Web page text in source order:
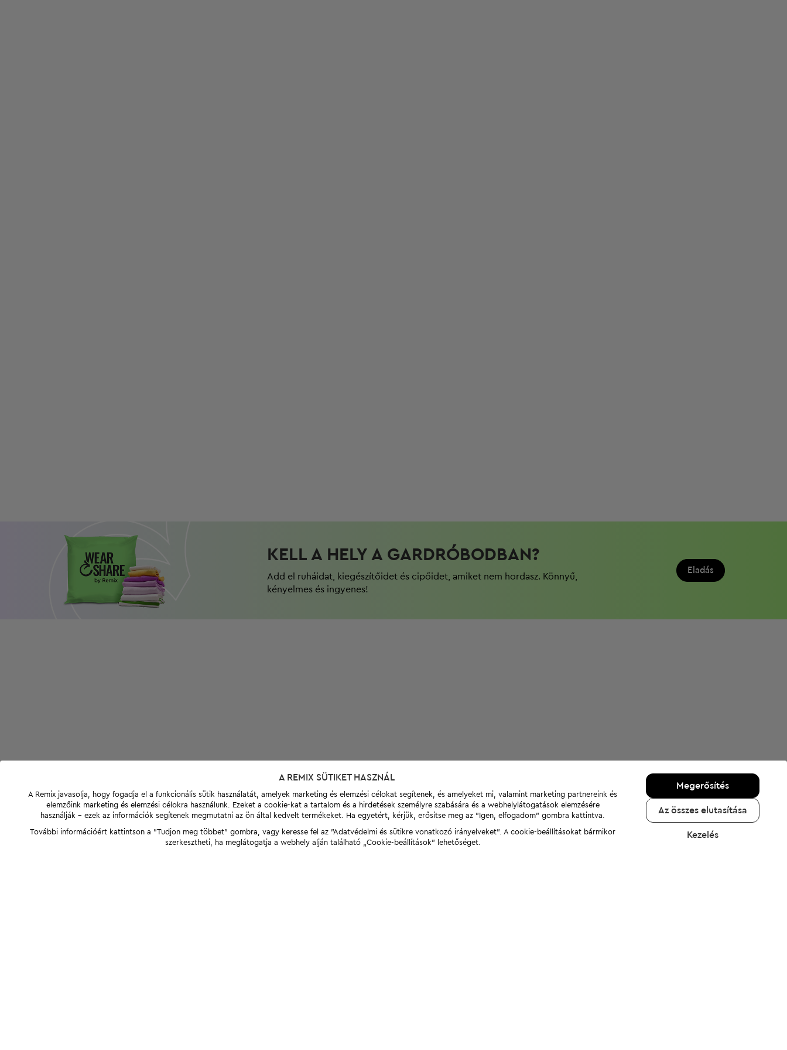
KELL A HELY A GARDRÓBODBAN?
Add el ruháidat, kiegészítőidet és cipőidet, amiket nem hordasz. Könnyű,
kényelmes és ingyenes!
Eladás
A REMIX SÜTIKET HASZNÁL
A Remix javasolja, hogy fogadja el a funkcionális sütik használatát, amelyek marketing és elemzési célokat segítenek, és amelyeket mi, valamint marketing partnereink és
elemzőink marketing és elemzési célokra használunk. Ezeket a cookie-kat a tartalom és a hirdetések személyre szabására és a webhelylátogatások elemzésére
használják - ezek az információk segítenek megmutatni az ön által kedvelt termékeket. Ha egyetért, kérjük, erősítse meg az "Igen, elfogadom" gombra kattintva.
További információért kattintson a "Tudjon meg többet" gombra, vagy keresse fel az "Adatvédelmi és sütikre vonatkozó irányelveket". A cookie-beállításokat bármikor
szerkesztheti, ha meglátogatja a webhely alján található „Cookie-beállítások” lehetőséget.
Megerősítés
Az összes elutasítása
Kezelés